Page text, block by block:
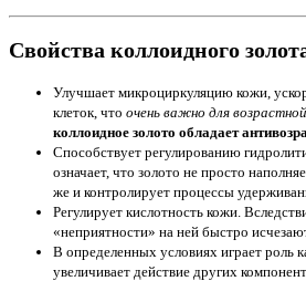
Свойства коллоидного
Улучшает микроциркуляцию кожи,
клеток, что очень важно для
коллоидное золото обладает
Способствует регулированию
означает, что золото не просто
же и контролирует процессы
Регулирует кислотность кожи.
«неприятности» на ней быстро
В определенных условиях играет роль
увеличивает действие других